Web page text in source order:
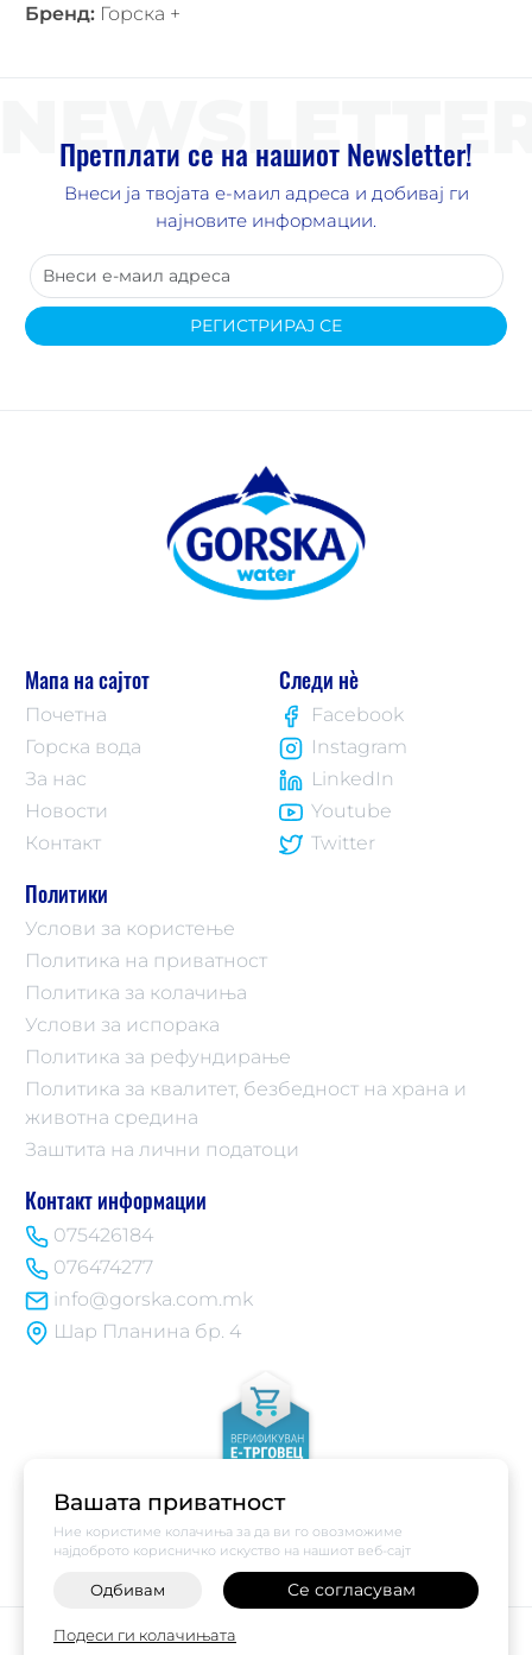
Вашата приватност
Ние користиме колачиња за да ви го овозможиме
најдоброто корисничко искуство на нашиот веб-сајт
Одбивам Се согласувам
Подеси ги колачињата
Бренд: Горска +
+
Претплати се на нашиот Newsletter!
Внеси ја твојата е-маил адреса и добивај ги
најновите информации.
РЕГИСТРИРАЈ СЕ
Мапа на сајтот
Почетна
Горска вода
За нас
Новости
Контакт
Политики
Услови за користење
Политика на приватност
Политика за колачиња
Услови за испорака
Политика за рефундирање
Политика за квалитет, безбедност на храна и
животна средина
Заштита на лични податоци
Контакт информации
075426184
076474277
info@gorska.com.mk
Шар Планина бр. 4
Следи нè
Facebook
Instagram
LinkedIn
Youtube
Twitter
©2026Vendor x